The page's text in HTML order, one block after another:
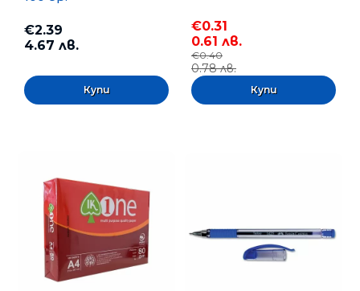
€2.39
4.67 лв.
€0.31
0.61 лв.
€0.40
0.78 лв.